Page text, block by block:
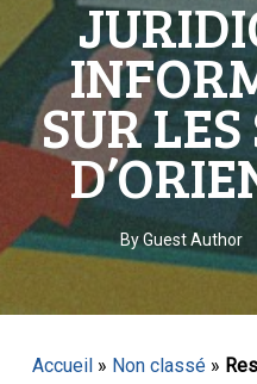
SUR
By Guest Author
Accueil» Non classé»